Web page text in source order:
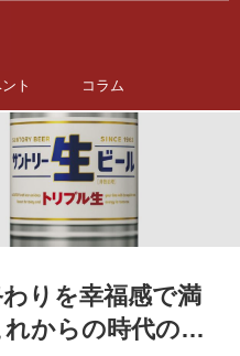
ト コラム
りを幸福感で満
からの時代のビ